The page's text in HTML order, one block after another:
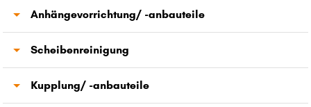
Kraftstofffilter
Anhängevorrichtung/ -anbauteile
Anhängerkupplung
Scheibenreinigung
Scheibenwischer
Kupplung/ -anbauteile